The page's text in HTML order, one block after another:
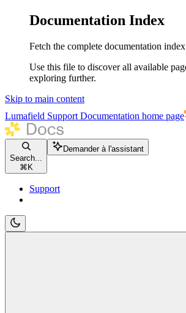
Documentation Index
Fetch the complete documentation
Use this file to discover all available
exploring further.
Skip to main content
Lumafield Support Documentation home page
Search...
⌘ K
Demander à l'assistant
Support